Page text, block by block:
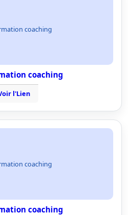
coaching
coaching
l'Lien
coaching
coaching